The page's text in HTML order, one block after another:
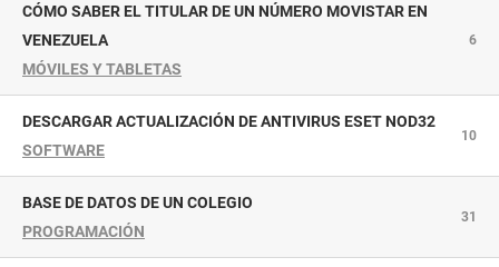
CÓMO SABER EL TITULAR DE UN NÚMERO MOVISTAR EN
VENEZUELA
MÓVILES Y TABLETAS
6
DESCARGAR ACTUALIZACIÓN DE ANTIVIRUS ESET NOD32
SOFTWARE
10
BASE DE DATOS DE UN COLEGIO
PROGRAMACIÓN
31